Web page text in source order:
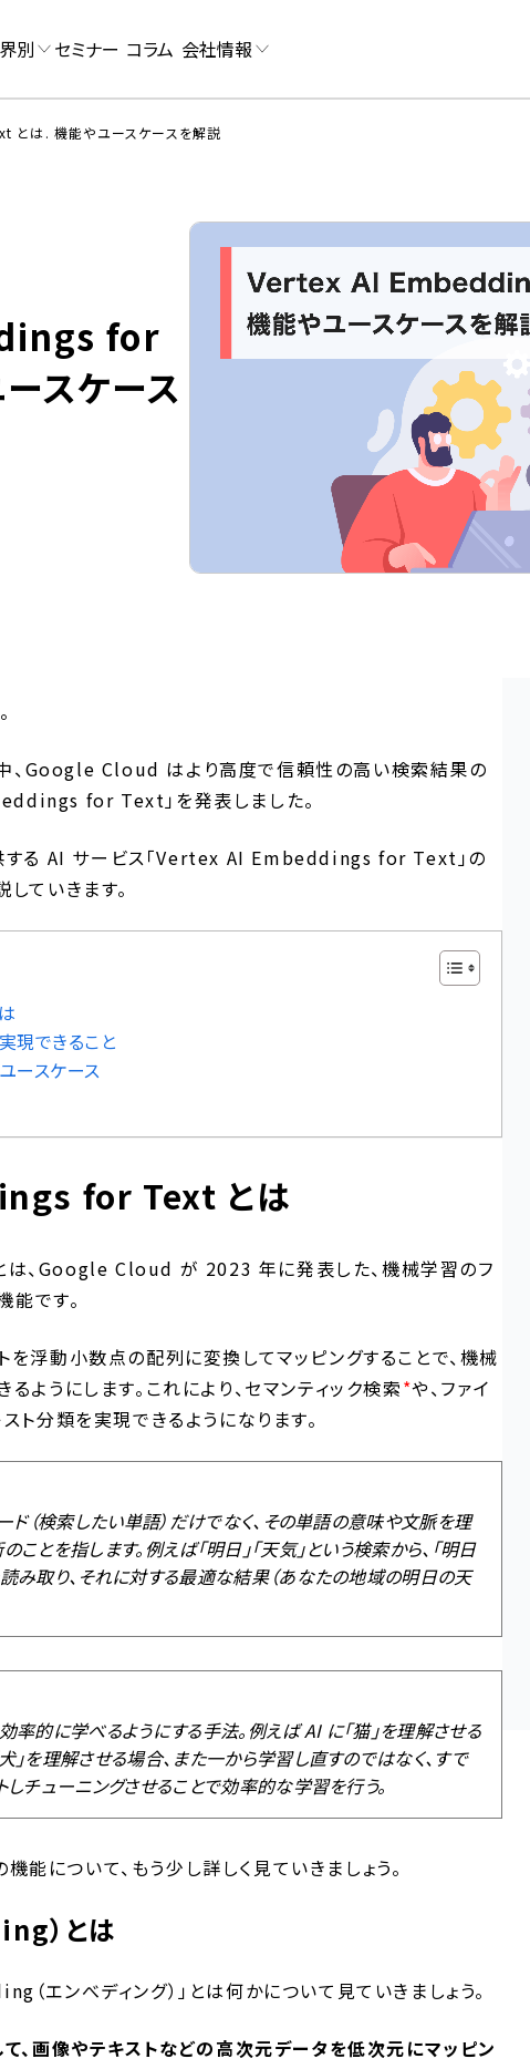
別 セミナー コラム 会社情報
は. 機能やユースケースを解説
for
スケース
、Google Cloud はより高度で信頼性の高い検索結果の
for Text」を発表しました。
る AI サービス「Vertex AI Embeddings for Text」の
ていきます。
できること
スケース
for Text とは
Google Cloud が 2023 年に発表した、機械学習のフ
です。
浮動小数点の配列に変換してマッピングすることで、機械
ようにします。これにより、セマンティック検索*や、ファイ
ト分類を実現できるようになります。
ド（検索したい単語）だけでなく、その単語の意味や文脈を理
とを指します。例えば「明日」「天気」という検索から、「明日
み取り、それに対する最適な結果（あなたの地域の明日の天
率的に学べるようにする手法。例えば AI に「猫」を理解させる
」を理解させる場合、また一から学習し直すのではなく、すで
しチューニングさせることで効率的な学習を行う。
ついて、もう少し詳しく見ていきましょう。
）とは
（エンべディング）」とは何かについて見ていきましょう。
、画像やテキストなどの高次元データを低次元にマッピン